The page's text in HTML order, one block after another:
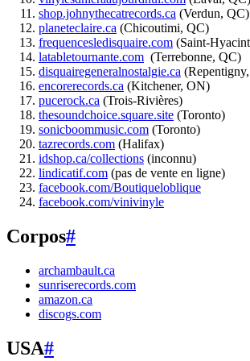
shop.johnythecatrecords.ca (Verdun, QC)
planeteclaire.ca (Chicoutimi, QC)
frequencesledisquaire.com (Saint-
latabletournante.com (Terrebonne, QC)
disquairegeneralnostalgie.ca
encorerecords.ca (Kitchener, ON)
pucerock.ca (Trois-Rivières)
thesoundchoice.square.site (Toronto)
sonicboommusic.com (Toronto)
tazrecords.com (Halifax)
idshop.ca/collections (inconnu)
lindicatif.com (pas de vente en ligne)
facebook.com/Boutiqueloblique
facebook.com/vinivinyle
Corpos#
archambault.ca
sunriserecords.com
amazon.ca
discogs.com
USA#